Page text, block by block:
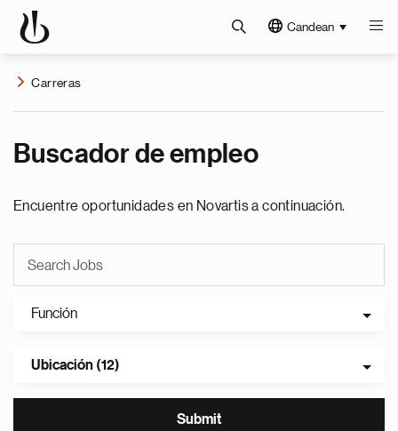
Candean
Carreras
Buscador de empleo
Encuentre oportunidades en Novartis a continuación.
Función
Ubicación (12)